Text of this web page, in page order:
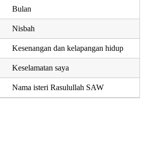
Bulan
Nisbah
Kesenangan dan kelapangan hidup
Keselamatan saya
Nama isteri Rasulullah SAW